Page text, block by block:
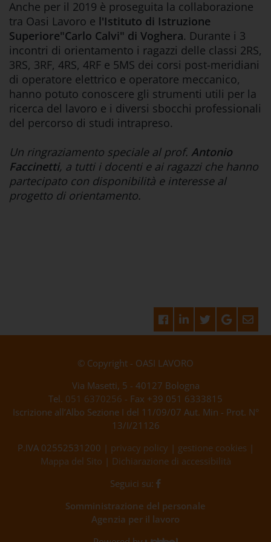
Anche per il 2019 è proseguita la collaborazione
tra Oasi Lavoro e l'Istituto di Istruzione
Superiore"Carlo Calvi" di Voghera. Durante i 3
incontri di orientamento i ragazzi delle classi 2RS,
3RS, 3RF, 4RS, 4RF e 5MS dei corsi post-meridiani
di operatore elettrico e operatore meccanico,
hanno potuto conoscere gli strumenti utili per la
ricerca del lavoro e i diversi sbocchi professionali
del percorso di studi intrapreso.
Un ringraziamento speciale al prof. Antonio
Faccinetti, a tutti i docenti e ai ragazzi che hanno
partecipato con disponibilità e interesse al
progetto di orientamento.
© Copyright - OASI LAVORO
Via Masetti, 5 - 40127 Bologna
Tel. 051 6370256 - Fax +39 051 6333815
Iscrizione all’Albo Sezione I del 11/09/07 Aut. Min - Prot. N°
13/I/21126
P.IVA 02552531200 | privacy policy | gestione cookies |
Mappa del Sito | Dichiarazione di accessibilità
Seguici su:
Somministrazione del personale
Agenzia per il lavoro